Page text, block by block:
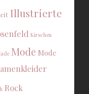
Illustrierte
Kirschen
Mode Mode
Rock